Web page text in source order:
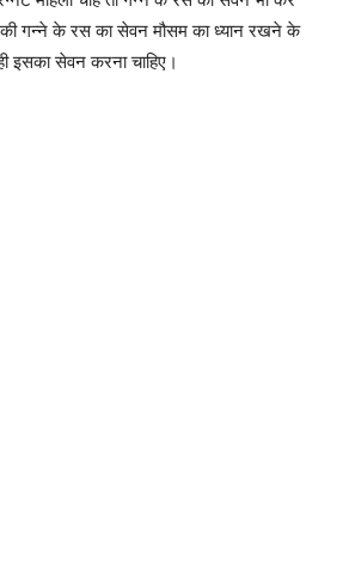
गन्ने के रस का सेवन मौसम का ध्यान रखने के
इसका सेवन करना चाहिए।